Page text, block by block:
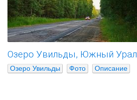
Озеро Увильды, Южный Урал
Озеро Увильды Фото Описание